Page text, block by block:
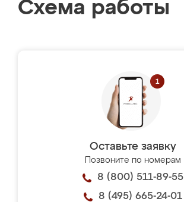
Схема работы
Оставьте заявку
Позвоните по номерам
8 (800) 511-89-55
8 (495) 665-24-01